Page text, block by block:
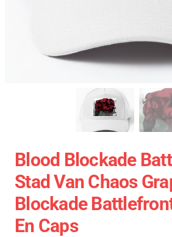
Blood Blockade
Stad Van Chaos
Blockade
En Caps